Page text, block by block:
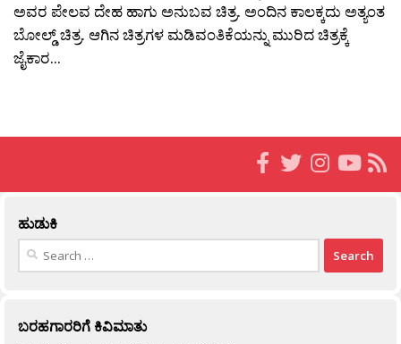
ಅವರ ಪೇಲವ ದೇಹ ಹಾಗು ಅನುಬವ ಚಿತ್ರ. ಅಂದಿನ ಕಾಲಕ್ಕದು ಅತ್ಯಂತ
ಬೋಲ್ಡ್ ಚಿತ್ರ. ಆಗಿನ ಚಿತ್ರಗಳ ಮಡಿವಂತಿಕೆಯನ್ನು ಮುರಿದ ಚಿತ್ರಕ್ಕೆ
ಜೈಕಾರ...
ಹುಡುಕಿ
Search
ಬರಹಗಾರರಿಗೆ ಕಿವಿಮಾತು